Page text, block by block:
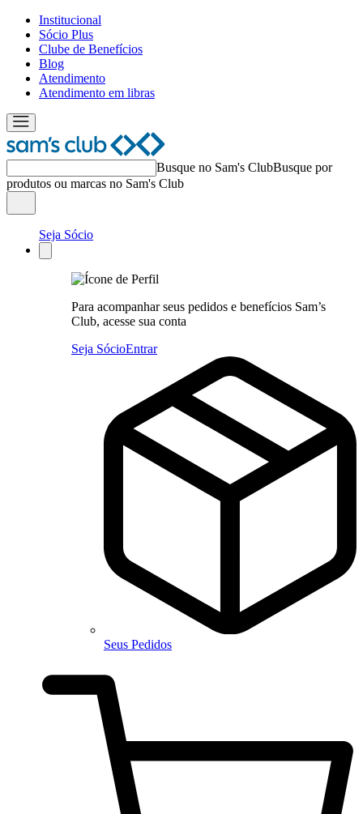
Institucional
Sócio Plus
Clube de Benefícios
Blog
Atendimento
Atendimento em libras
Busque no Sam's ClubBusque por
produtos ou marcas no Sam's Club
Seja Sócio
Para acompanhar seus pedidos e benefícios Sam’s
Club, acesse sua conta
Seja SócioEntrar
Seus Pedidos